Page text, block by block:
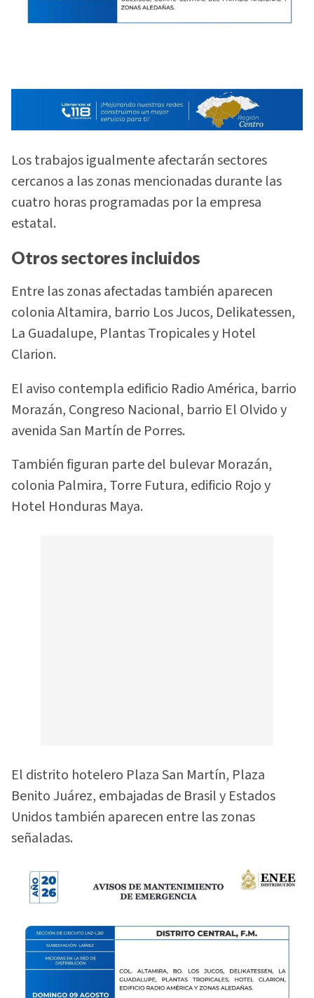
Los trabajos igualmente afectarán sectores
cercanos a las zonas mencionadas durante las
cuatro horas programadas por la empresa
estatal.
Otros sectores incluidos
Entre las zonas afectadas también aparecen
colonia Altamira, barrio Los Jucos, Delikatessen,
La Guadalupe, Plantas Tropicales y Hotel
Clarion.
El aviso contempla edificio Radio América, barrio
Morazán, Congreso Nacional, barrio El Olvido y
avenida San Martín de Porres.
También figuran parte del bulevar Morazán,
colonia Palmira, Torre Futura, edificio Rojo y
Hotel Honduras Maya.
El distrito hotelero Plaza San Martín, Plaza
Benito Juárez, embajadas de Brasil y Estados
Unidos también aparecen entre las zonas
señaladas.